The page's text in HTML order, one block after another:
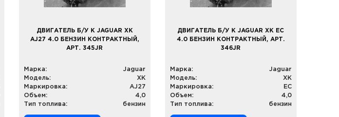
ДВИГАТЕЛЬ Б/У К JAGUAR XK
AJ27 4.0 БЕНЗИН КОНТРАКТНЫЙ,
АРТ. 345JR
Марка:
Jaguar
Модель:
XK
Маркировка:
AJ27
Объем:
4,0
Тип топлива:
бензин
ДВИГАТЕЛЬ Б/У К JAGUAR XK EC
4.0 БЕНЗИН КОНТРАКТНЫЙ, АРТ.
346JR
Марка:
Jaguar
Модель:
XK
Маркировка:
EC
Объем:
4,0
Тип топлива:
бензин